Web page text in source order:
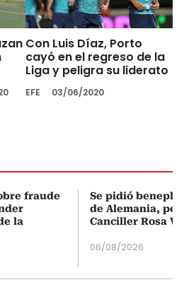
Con Luis Díaz, Porto
cayó en el regreso de la
Liga y peligra su liderato
EFE 03/06/2020
fraude
la
Se pidió
de Alemania,
Canciller Rosa
06/08/2026